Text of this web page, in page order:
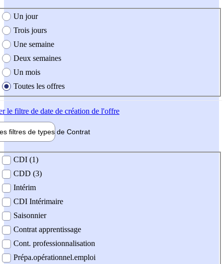
création de l'offre
Un jour
Trois jours
Une semaine
Deux semaines
Un mois
Toutes les offres
le filtre de date de création de l'offre
filtres de types de Contrat
contrat
CDI (1)
CDD (3)
Intérim
CDI Intérimaire
Saisonnier
Contrat apprentissage
Cont. professionnalisation
Prépa.opérationnel.emploi